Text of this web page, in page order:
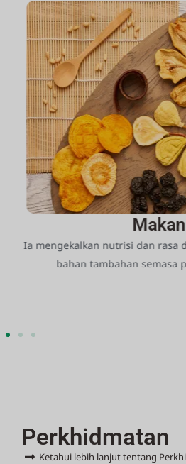
Ia mengekalkan nutrisi dan rasa
bahan tambahan semasa
Perkhidmatan
Ketahui lebih lanjut tentang